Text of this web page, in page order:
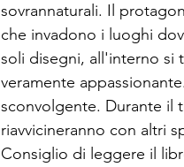
sovrannaturali. Il
che invadono i luoghi
soli disegni, all'interno si
veramente
sconvolgente. Durante il
riavvicineranno con altri
Consiglio di leggere il